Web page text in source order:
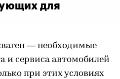
для
— необходимые
и сервиса автомобилей
при этих условиях